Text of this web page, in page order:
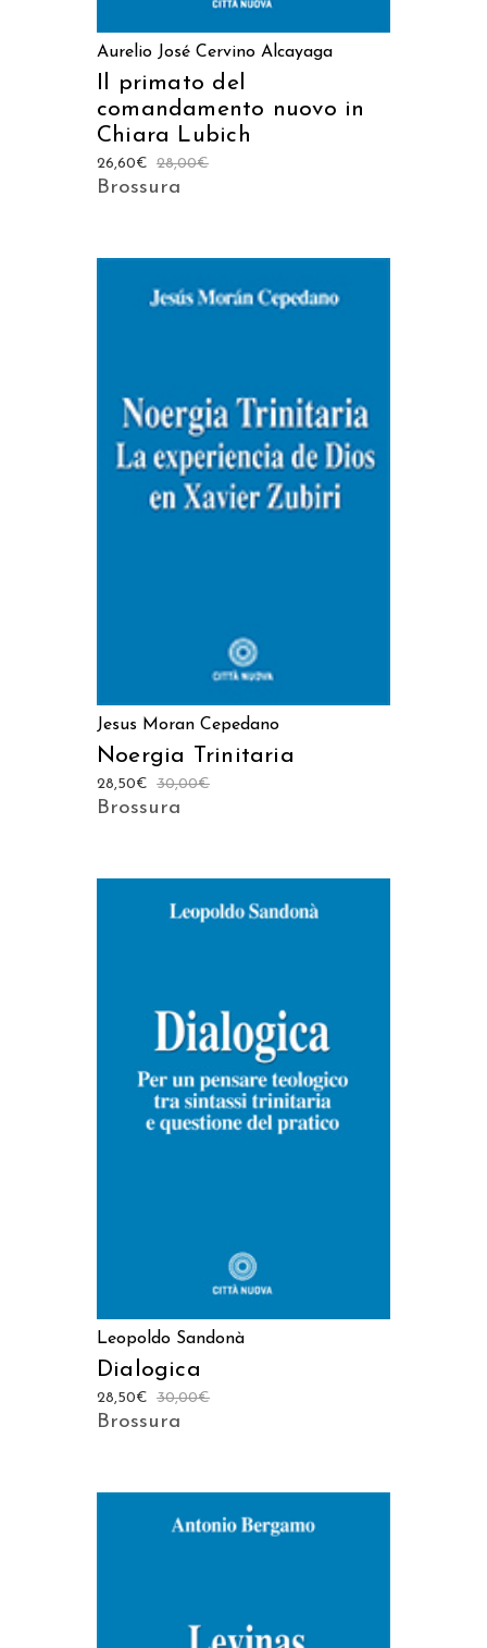
Aurelio José Cervino Alcayaga
Il primato del
comandamento nuovo in
Chiara Lubich
28,00€
26,60€
Brossura
AGGIUNGI AL CARRELLO
Jesus Moran Cepedano
Noergia Trinitaria
30,00€
28,50€
Brossura
AGGIUNGI AL CARRELLO
Leopoldo Sandonà
Dialogica
30,00€
28,50€
Brossura